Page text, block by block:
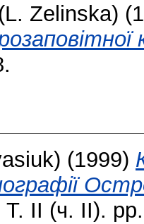
Zelinska)
(1999)
ІІ (ч. ІІ).